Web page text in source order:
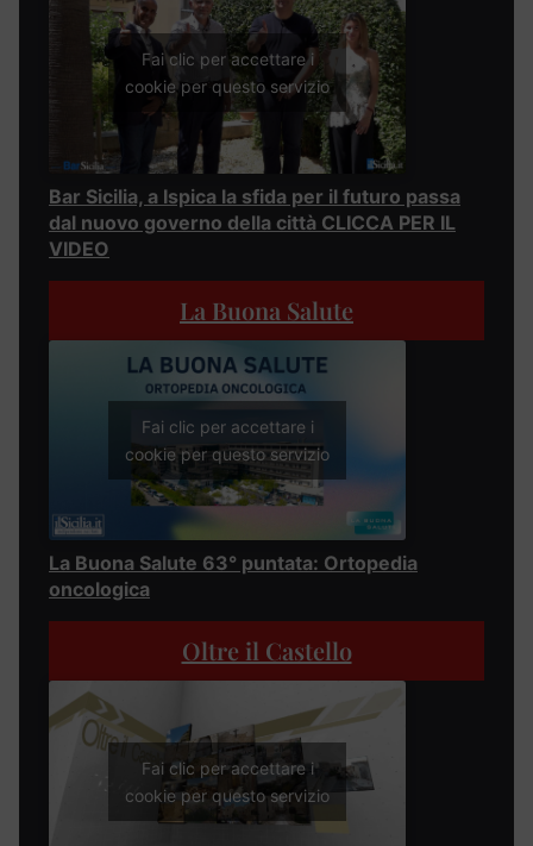
Fai clic per accettare i
cookie per questo servizio
Bar Sicilia, a Ispica la sfida per il futuro passa
dal nuovo governo della città CLICCA PER IL
VIDEO
La Buona Salute
Fai clic per accettare i
cookie per questo servizio
La Buona Salute 63° puntata: Ortopedia
oncologica
Oltre il Castello
Fai clic per accettare i
cookie per questo servizio